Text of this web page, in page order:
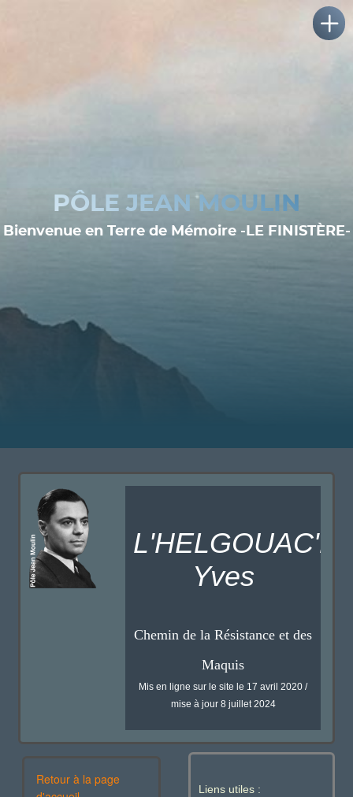
PÔLE JEAN MOULIN
Bienvenue en Terre de Mémoire -LE FINISTÈRE-
L'HELGOUAC'H
Yves
Chemin de la Résistance et des
Maquis
Mis en ligne sur le site le 17 avril 2020 /
mise à jour 8 juillet 2024
Retour à la page
Liens utiles :